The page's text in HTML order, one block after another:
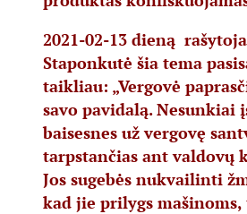
2021-02-13 dieną
Staponkutė šia tema
taikliau: „Vergovė
savo pavidalą. Nesunkiai
baisesnes už vergovę
tarpstančias ant valdovų
Jos sugebės nukvailinti
kad jie prilygs